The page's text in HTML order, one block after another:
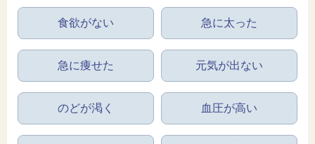
食欲がない 急に太った
急に痩せた 元気が出ない
のどが渇く 血圧が高い